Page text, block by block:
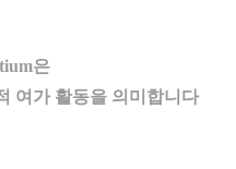
은
여가 활동을 의미합니다